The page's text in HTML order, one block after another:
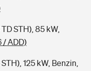
STH), 85 kW,
/ ADD)
125 kW, Benzin,